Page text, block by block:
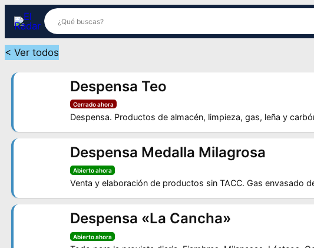
Saltar
contenido
< Ver todos
Despensa Teo
Cerrado ahora
Despensa. Productos de almacén, limpieza, gas, leña y
Despensa Medalla Milagrosa
Abierto ahora
Venta y elaboración de productos sin TACC. Gas envasado
Despensa «La Cancha»
Abierto ahora